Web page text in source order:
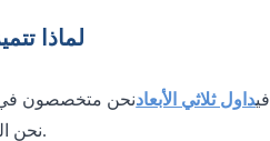
لماذا
فيداول ثلاثي الأبعادنحن متخصصون في
نحن المصنعون. تم تصميم آلاتنا للتعامل مع عمليات الإنتاج واسعة النطاق بدقة وسرعة وكفاءة.